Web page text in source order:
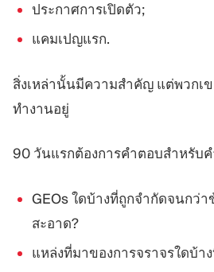
ประกาศการเปิดตัว;
แคมเปญแรก.
สิ่งเหล่านั้นมีความสำคัญ แต่พวกเ
ทำงานอยู่
90 วันแรกต้องการคำตอบสำหรับ
GEOs ใดบ้างที่ถูกจำกัดจนกว่า
สะอาด?
แหล่งที่มาของการจราจรใดบ้